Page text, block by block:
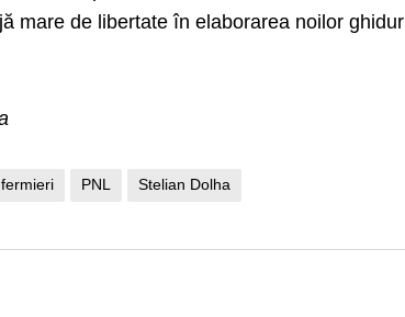
mare de libertate în elaborarea noilor
fermieri PNL Stelian Dolha